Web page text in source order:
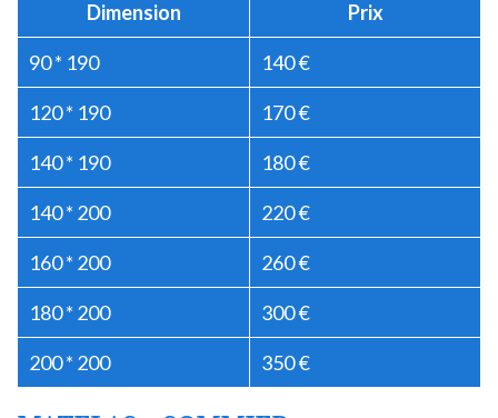
Dimension Prix
90 * 190 140 €
120 * 190 170 €
140 * 190 180 €
140 * 200 220 €
160 * 200 260 €
180 * 200 300 €
200 * 200 350 €